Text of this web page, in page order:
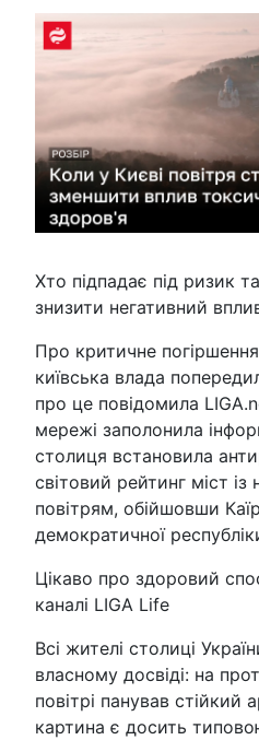
Хто підпадає під ризик
знизити негативний
Про критичне погіршення
київська влада
про це повідомила
мережі заполонила
столиця встановила
світовий рейтинг міст
повітрям, обійшовши
демократичної
Цікаво про здоровий
каналі LIGA Life
Всі жителі столиці
власному досвіді: на
повітрі панував стійкий
картина є досить